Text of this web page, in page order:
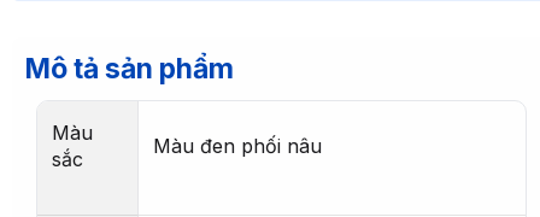
Mô tả sản phẩm
Màu
sắc
Màu đen phối nâu